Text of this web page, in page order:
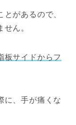
があるので、
ん。
板サイドからフ
に、手が痛くな